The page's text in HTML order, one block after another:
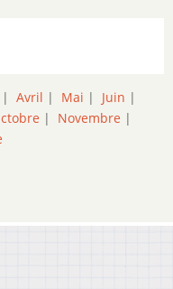
| Avril | Mai | Juin |
| Novembre |